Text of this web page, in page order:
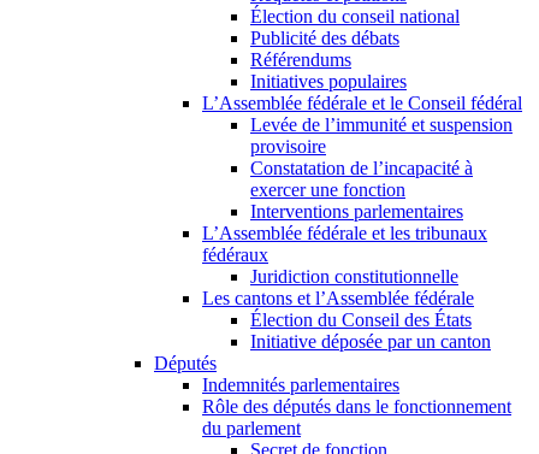
Élection du conseil national
Publicité des débats
Référendums
Initiatives populaires
L’Assemblée fédérale et le Conseil fédéral
Levée de l’immunité et suspension
provisoire
Constatation de l’incapacité à
exercer une fonction
Interventions parlementaires
L’Assemblée fédérale et les tribunaux
fédéraux
Juridiction constitutionnelle
Les cantons et l’Assemblée fédérale
Élection du Conseil des États
Initiative déposée par un canton
Députés
Indemnités parlementaires
Rôle des députés dans le fonctionnement
du parlement